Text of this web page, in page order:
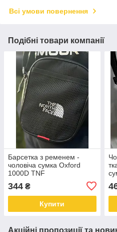
Всі умови повернення
Подібні товари компанії
Барсетка з ременем -
чоловіча сумка Oxford
1000D TNF
344 ₴
Купити
Акційні пропозиції та